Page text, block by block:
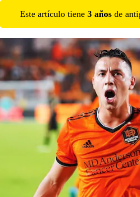
Este artículo tiene 3 años de